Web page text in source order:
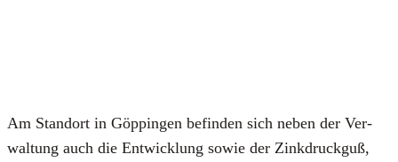
Am Stand­ort in Göp­pin­gen befin­den sich neben der Ver­
wal­tung auch die Ent­wick­lung sowie der Zink­druck­guß,